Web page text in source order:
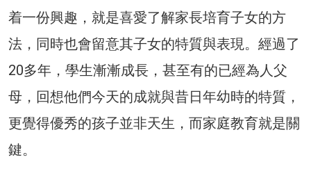
着一份興趣，就是喜愛了解家長培育子女的方
法，同時也會留意其子女的特質與表現。經過了
20多年，學生漸漸成長，甚至有的已經為人父
母，回想他們今天的成就與昔日年幼時的特質，
更覺得優秀的孩子並非天生，而家庭教育就是關
鍵。